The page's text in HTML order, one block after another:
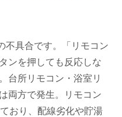
不具合です。「リモコン
ンを押しても反応しな
台所リモコン・浴室リ
両方で発生。リモコン
おり、配線劣化や貯湯